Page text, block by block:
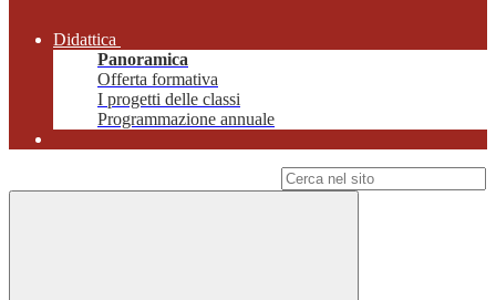
Didattica
Panoramica
Offerta formativa
I progetti delle classi
Programmazione annuale